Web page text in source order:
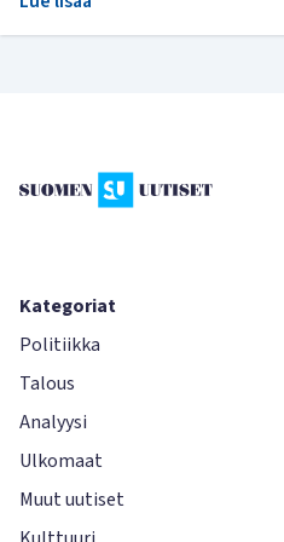
Kategoriat
Politiikka
Talous
Analyysi
Ulkomaat
Muut uutiset